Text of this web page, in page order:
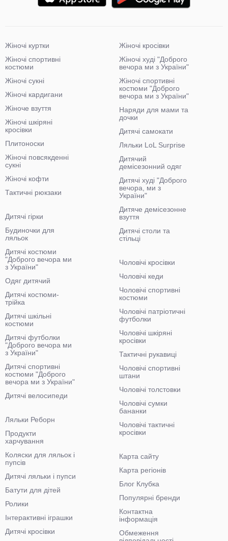
Жіночі куртки
Жіночі спортивні
костюми
Жіночі сукні
Жіночі кардигани
Жіноче взуття
Жіночі шкіряні
кросівки
Плитоноски
Жіночі повсякденні
сукні
Жіночі кофти
Тактичні рюкзаки
Жіночі кросівки
Жіночі худі "Доброго
вечора ми з України"
Жіночі спортивні
костюми "Доброго
вечора ми з України"
Наряди для мами та
дочки
Дитячі самокати
Ляльки LoL Surprise
Дитячий
демісезонний одяг
Дитячі худі "Доброго
вечора, ми з
України"
Дитяче демісезонне
взуття
Дитячі столи та
стільці
Дитячі гірки
Будиночки для
ляльок
Дитячі костюми
"Доброго вечора ми
з України"
Одяг дитячий
Дитячі костюми-
трійка
Дитячі шкільні
костюми
Дитячі футболки
"Доброго вечора ми
з України"
Дитячі спортивні
костюми "Доброго
вечора ми з України"
Дитячі велосипеди
Чоловічі кросівки
Чоловічі кеди
Чоловічі спортивні
костюми
Чоловічі патріотичні
футболки
Чоловічі шкіряні
кросівки
Тактичні рукавиці
Чоловічі спортивні
штани
Чоловічі толстовки
Чоловічі сумки
бананки
Чоловічі тактичні
кросівки
Ляльки Реборн
Продукти
харчування
Коляски для ляльок і
пупсів
Дитячі ляльки і пупси
Батути для дітей
Ролики
Інтерактивні іграшки
Дитячі кросівки
Карта сайту
Карта регіонів
Блог Клубка
Популярні бренди
Контактна
інформація
Обмеження